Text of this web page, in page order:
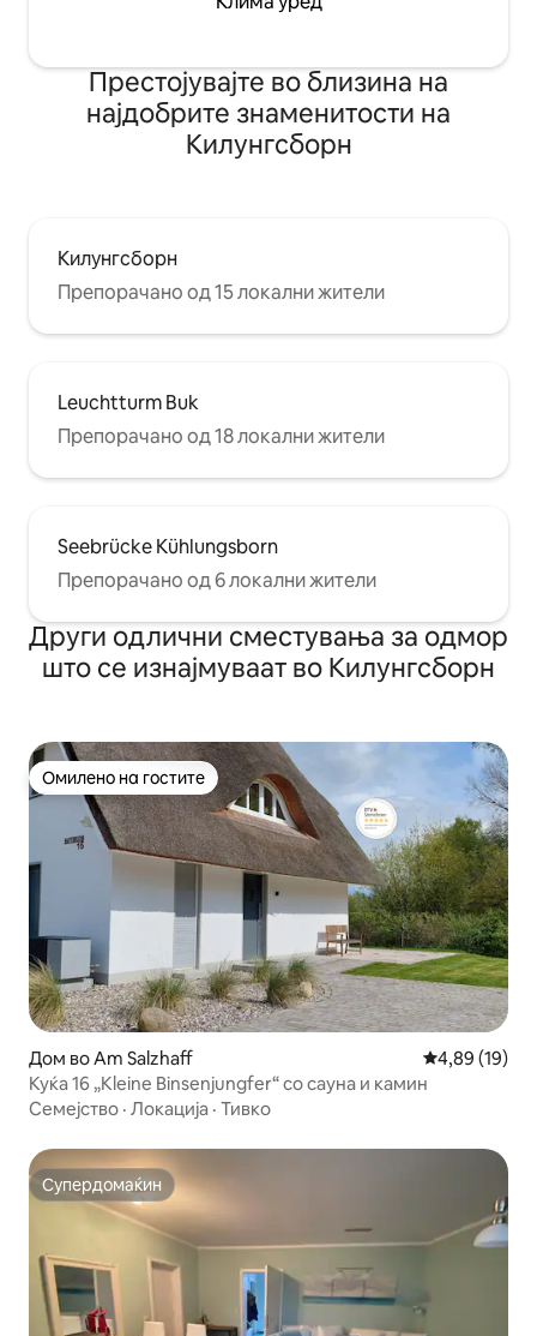
Престојувајте во близина на
најдобрите знаменитости на
Килунгсборн
Килунгсборн
Препорачано од 15 локални жители
Leuchtturm Buk
Препорачано од 18 локални жители
Seebrücke Kühlungsborn
Препорачано од 6 локални жители
Други одлични сместувања за одмор
што се изнајмуваат во Килунгсборн
Омилено на гостите
Омилено на гостите
Дом во Am Salzhaff Просечна
4,89 (19)
Куќа 16 „Kleine Binsenjungfer“ со сауна и камин
Семејство · Локација · Тивко
Супердомаќин
Супердомаќин